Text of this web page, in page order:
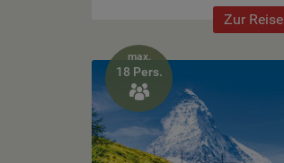
Zur Reise
max.
18 Pers.
